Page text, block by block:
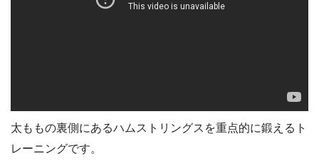
太ももの裏側にあるハムストリングスを重点的に鍛えるト
レーニングです。